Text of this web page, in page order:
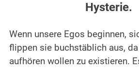
Hysterie.
Wenn unsere Egos beginnen,
flippen sie buchstäblich aus,
aufhören wollen zu existieren.